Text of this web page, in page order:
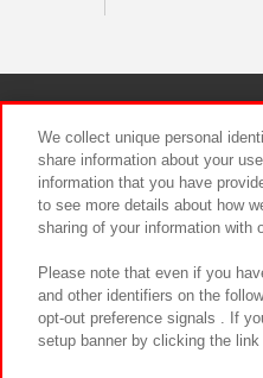
We collect unique personal
share information about your
information that you have
to see more details about how
sharing of your information with
Please note that even if you
and other identifiers on the
opt-out preference signals . If
setup banner by clicking the